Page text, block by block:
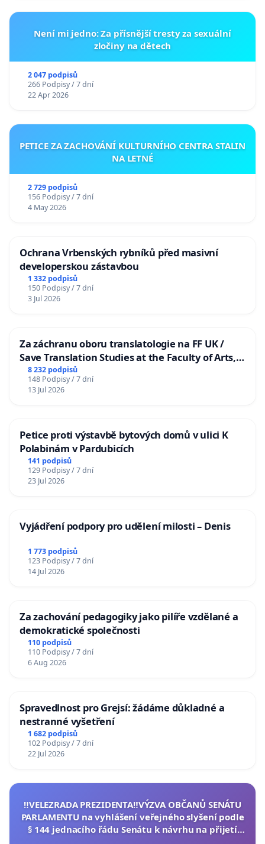
Není mi jedno: Za přísnější tresty za sexuální
zločiny na dětech
2 047 podpisů
266 Podpisy / 7 dní
22 Apr 2026
PETICE ZA ZACHOVÁNÍ KULTURNÍHO CENTRA STALIN
NA LETNÉ
2 729 podpisů
156 Podpisy / 7 dní
4 May 2026
Ochrana Vrbenských rybníků před masivní
developerskou zástavbou
1 332 podpisů
150 Podpisy / 7 dní
3 Jul 2026
Za záchranu oboru translatologie na FF UK /
Save Translation Studies at the Faculty of Arts,
Charles University
8 232 podpisů
148 Podpisy / 7 dní
13 Jul 2026
Petice proti výstavbě bytových domů v ulici K
Polabinám v Pardubicích
141 podpisů
129 Podpisy / 7 dní
23 Jul 2026
Vyjádření podpory pro udělení milosti – Denis
1 773 podpisů
123 Podpisy / 7 dní
14 Jul 2026
Za zachování pedagogiky jako pilíře vzdělané a
demokratické společnosti
110 podpisů
110 Podpisy / 7 dní
6 Aug 2026
Spravedlnost pro Grejsí: žádáme důkladné a
nestranné vyšetření
1 682 podpisů
102 Podpisy / 7 dní
22 Jul 2026
‼️VELEZRADA PREZIDENTA‼️VÝZVA OBČANŮ SENÁTU
PARLAMENTU na vyhlášení veřejného slyšení podle
§ 144 jednacího řádu Senátu k návrhu na přijetí